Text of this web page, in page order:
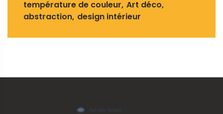
température de couleur Art déco
abstraction design intérieur